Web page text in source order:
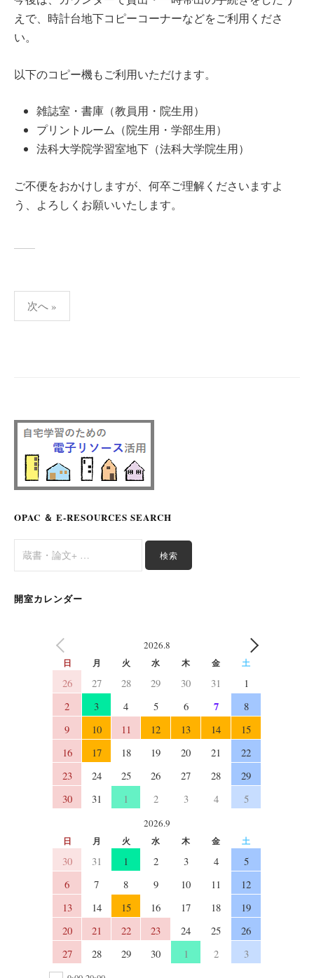
えで、時計台地下コピーコーナーなどをご利用くださ
い。
以下のコピー機もご利用いただけます。
雑誌室・書庫（教員用・院生用）
プリントルーム（院生用・学部生用）
法科大学院学習室地下（法科大学院生用）
ご不便をおかけしますが、何卒ご理解くださいますよ
う、よろしくお願いいたします。
投
稿
送
次へ »
OPAC ＆ E-RESOURCES SEARCH
開室カレンダー
2026.8
日 月 火 水 木 金 土
26 27 28 29 30 31
1
2
3 4 5 6 7
8
9
10 11 12 13 14
15
16
17 18 19 20 21
22
23
24 25 26 27 28
29
30
31 1 2 3 4 5
2026.9
日 月 火 水 木 金 土
30 31 1 2 3 4
5
6
7 8 9 10 11
12
13
14 15 16 17 18
19
20
21 22 23 24 25
26
27
28 29 30 1 2 3